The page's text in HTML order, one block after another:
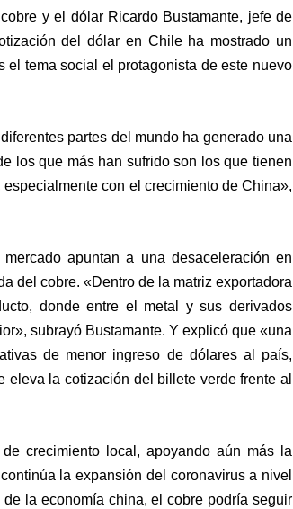
y el dólar Ricardo Bustamante, jefe de
del dólar en Chile ha mostrado un
el tema social el protagonista de este nuevo
partes del mundo ha generado una
los que más han sufrido son los que tienen
con el crecimiento de China»,
apuntan a una desaceleración en
del cobre. «Dentro de la matriz exportadora
donde entre el metal y sus derivados
subrayó Bustamante. Y explicó que «una
de menor ingreso de dólares al país,
la cotización del billete verde frente al
crecimiento local, apoyando aún más la
la expansión del coronavirus a nivel
la economía china, el cobre podría seguir